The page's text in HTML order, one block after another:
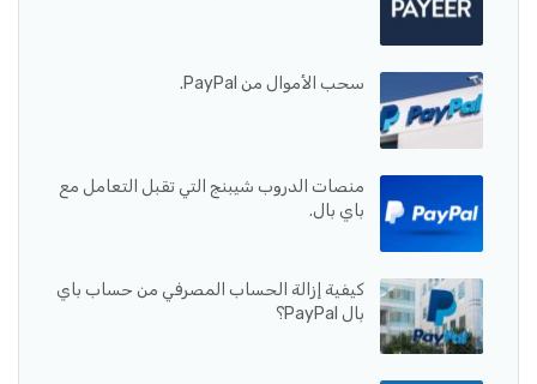
سحب الأموال من PayPal.
منصات الدروب شيبنج التي تقبل التعامل مع
باي بال.
كيفية إزالة الحساب المصرفي من حساب باي
بال PayPal؟